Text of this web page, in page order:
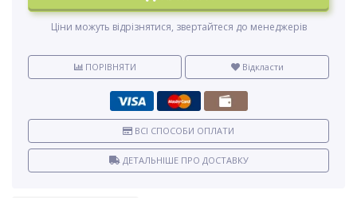
Ціни можуть відрізнятися, звертайтеся до менеджерів
ПОРІВНЯТИ Відкласти
ВСІ СПОСОБИ ОПЛАТИ
ДЕТАЛЬНІШЕ ПРО ДОСТАВКУ